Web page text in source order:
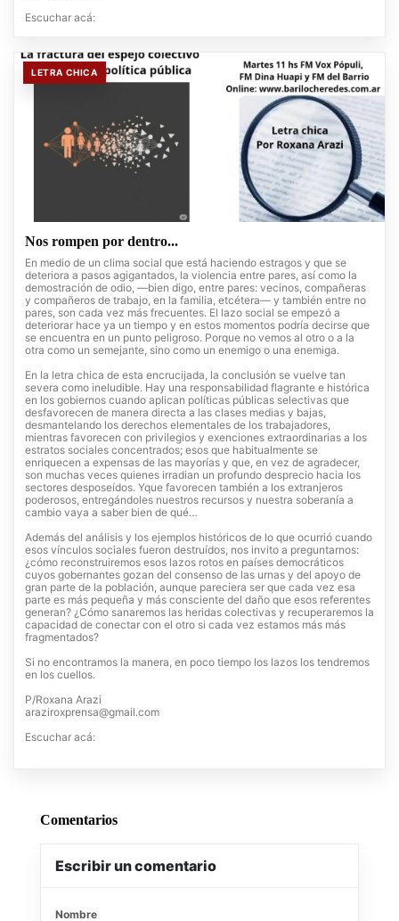
Escuchar acá:
LETRA CHICA
Nos rompen por dentro...
En medio de un clima social que está haciendo estragos y que se
deteriora a pasos agigantados, la violencia entre pares, así como la
demostración de odio, —bien digo, entre pares: vecinos, compañeras
y compañeros de trabajo, en la familia, etcétera— y también entre no
pares, son cada vez más frecuentes. El lazo social se empezó a
deteriorar hace ya un tiempo y en estos momentos podría decirse que
se encuentra en un punto peligroso. Porque no vemos al otro o a la
otra como un semejante, sino como un enemigo o una enemiga.
En la letra chica de esta encrucijada, la conclusión se vuelve tan
severa como ineludible. Hay una responsabilidad flagrante e histórica
en los gobiernos cuando aplican políticas públicas selectivas que
desfavorecen de manera directa a las clases medias y bajas,
desmantelando los derechos elementales de los trabajadores,
mientras favorecen con privilegios y exenciones extraordinarias a los
estratos sociales concentrados; esos que habitualmente se
enriquecen a expensas de las mayorías y que, en vez de agradecer,
son muchas veces quienes irradian un profundo desprecio hacia los
sectores desposeídos. Yque favorecen también a los extranjeros
poderosos, entregándoles nuestros recursos y nuestra soberanía a
cambio vaya a saber bien de qué…
Además del análisis y los ejemplos históricos de lo que ocurrió cuando
esos vínculos sociales fueron destruídos, nos invito a preguntarnos:
¿cómo reconstruiremos esos lazos rotos en países democráticos
cuyos gobernantes gozan del consenso de las urnas y del apoyo de
gran parte de la población, aunque pareciera ser que cada vez esa
parte es más pequeña y más consciente del daño que esos referentes
generan? ¿Cómo sanaremos las heridas colectivas y recuperaremos la
capacidad de conectar con el otro si cada vez estamos más más
fragmentados?
Si no encontramos la manera, en poco tiempo los lazos los tendremos
en los cuellos.
P/Roxana Arazi
araziroxprensa@gmail.com
Escuchar acá:
Comentarios
Escribir un comentario
Nombre